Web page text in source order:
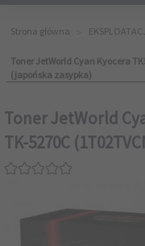
Strona główna
Toner JetWorld Cyan Kyocera
(japońska zasypka)
Toner JetWorld
TK-5270C